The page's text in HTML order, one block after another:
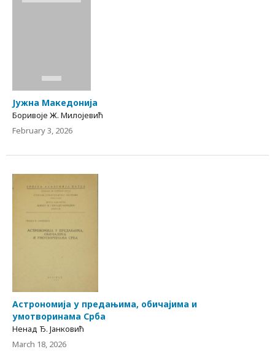
Јужна Македонија
Боривоје Ж. Милојевић
February 3, 2026
Астрономија у предањима, обичајима и
умотворинама Срба
Ненад Ђ. Јанковић
March 18, 2026